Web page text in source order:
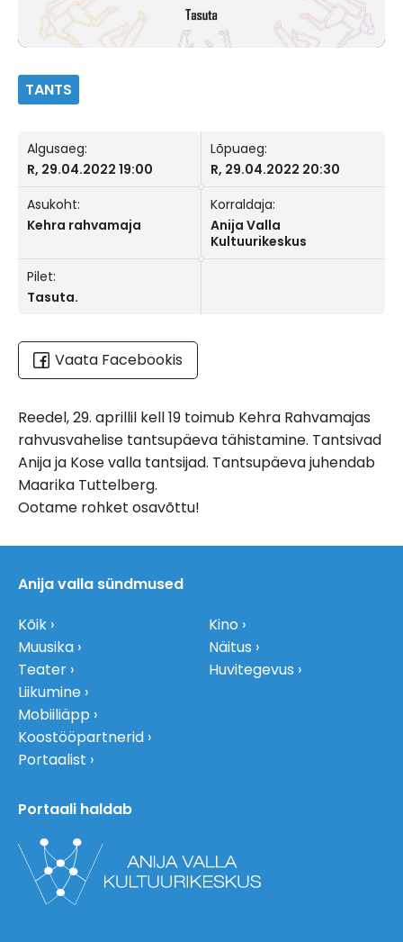
TANTS
Algusaeg:
R, 29.04.2022 19:00
Lõpuaeg:
R, 29.04.2022 20:30
Asukoht:
Kehra rahvamaja
Korraldaja:
Anija Valla
Kultuurikeskus
Pilet:
Tasuta.
Vaata Facebookis
Reedel, 29. aprillil kell 19 toimub Kehra Rahvamajas
rahvusvahelise tantsupäeva tähistamine. Tantsivad
Anija ja Kose valla tantsijad. Tantsupäeva juhendab
Maarika Tuttelberg.
Ootame rohket osavõttu!
Anija valla sündmused
Kõik
Muusika
Teater
Liikumine
Kino
Näitus
Huvitegevus
Mobiiliäpp
Koostööpartnerid
Portaalist
Portaali haldab